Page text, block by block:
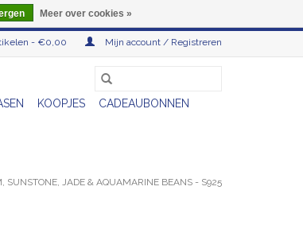
- €0,00 Mijn account / Registreren
KOOPJES
CADEAUBONNEN
JADE & AQUAMARINE BEANS - S925
Meer over cookies »